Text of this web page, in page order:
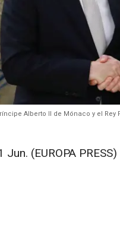
Alberto II de Mónaco y el
Jun. (EUROPA